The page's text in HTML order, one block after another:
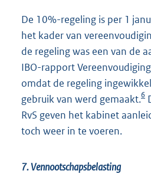
De 10%-regeling is per 1
het kader van
de regeling was een van de
IBO-rapport
omdat de regeling
gebruik van werd gemaakt.6
RvS geven het kabinet
toch weer in te voeren.
7. Vennootschapsbelasting